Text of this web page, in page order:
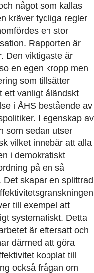
något som kallas
kräver tydliga regler
en stor
Rapporten är
Den viktigaste är
en egen kropp men
som tillsätter
ett vanligt åländskt
i ÅHS bestående av
I egenskap av
som sedan utser
vilket innebär att alla
i demokratiskt
på en så
Det skapar en splittrad
till exempel att
systematiskt. Detta
är eftersatt och
därmed att göra
kopplat till
också frågan om